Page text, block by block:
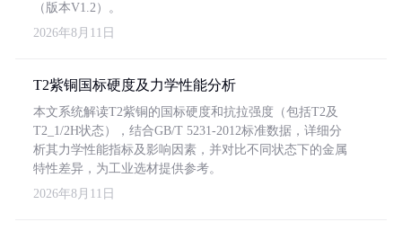
（版本V1.2）。
2026年8月11日
T2紫铜国标硬度及力学性能分析
本文系统解读T2紫铜的国标硬度和抗拉强度（包括T2及
T2_1/2H状态），结合GB/T 5231-2012标准数据，详细分
析其力学性能指标及影响因素，并对比不同状态下的金属
特性差异，为工业选材提供参考。
2026年8月11日